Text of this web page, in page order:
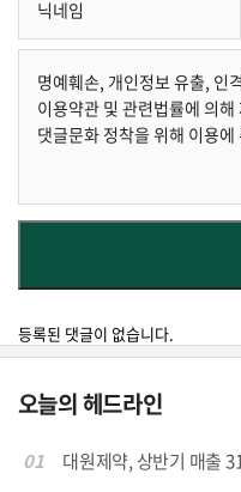
등록된 댓글이 없습니다.
오늘의 헤드라인
01
대원제약, 상반기 매출